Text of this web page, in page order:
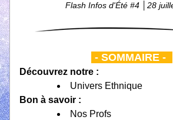
Flash Infos d'Été #4 │28
- SOMMAIRE -
Découvrez notre :
Univers Ethnique
Bon à savoir :
Nos Profs